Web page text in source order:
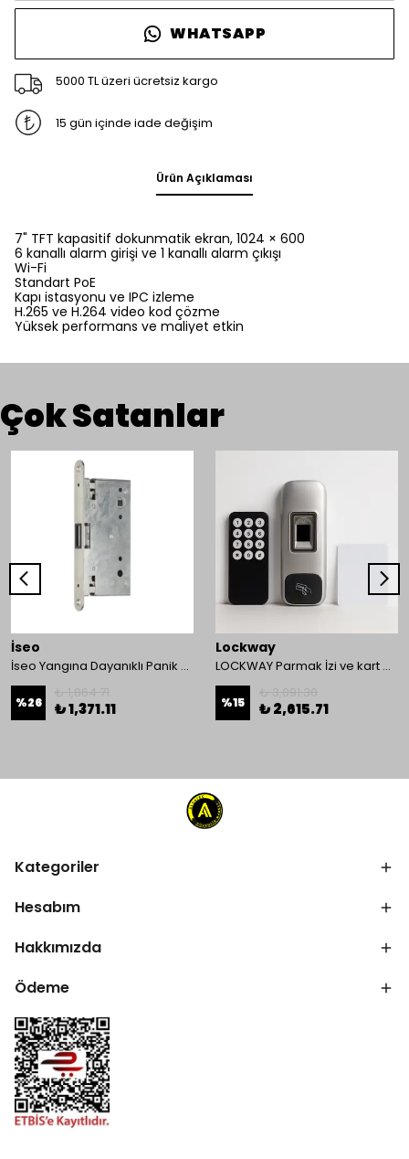
WHATSAPP
5000 TL üzeri ücretsiz kargo
15 gün içinde iade değişim
Ürün Açıklaması
7" TFT kapasitif dokunmatik ekran, 1024 × 600
6 kanallı alarm girişi ve 1 kanallı alarm çıkışı
Wi-Fi
Standart PoE
Kapı istasyonu ve IPC izleme
H.265 ve H.264 video kod çözme
Yüksek performans ve maliyet etkin
Çok Satanlar
İseo
İseo Yangına Dayanıklı Panik Fonksiyonlu Pasif Kanat İçin Gömme Kilit
%26 ₺ 1,371.11
Lockway
LOCKWAY Parmak İzi ve kart Okuyucu Kontrol Paneli
%15 ₺ 2,615.71
Kategoriler
Hesabım
Hakkımızda
Ödeme